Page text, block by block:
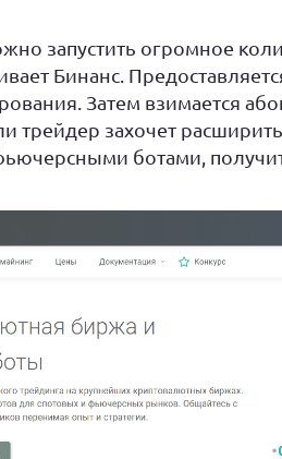
запустить огромное
Бинанс.
Затем взимается
трейдер захочет
ботами,